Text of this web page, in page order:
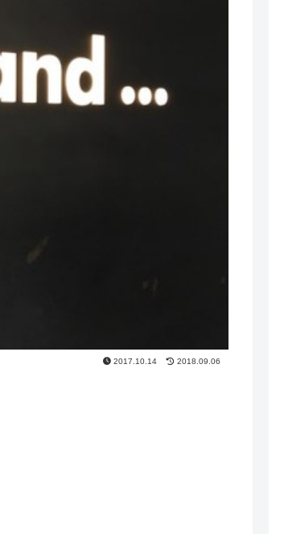
2017.10.14 2018.09.06